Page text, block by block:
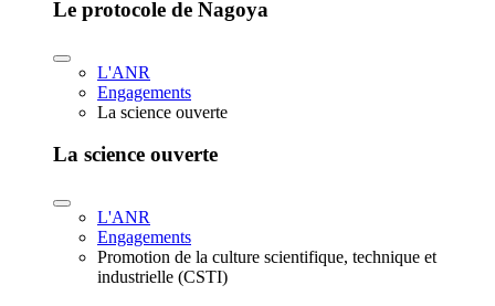
Le protocole de Nagoya
L'ANR
Engagements
La science ouverte
La science ouverte
L'ANR
Engagements
Promotion de la culture scientifique, technique et
industrielle (CSTI)